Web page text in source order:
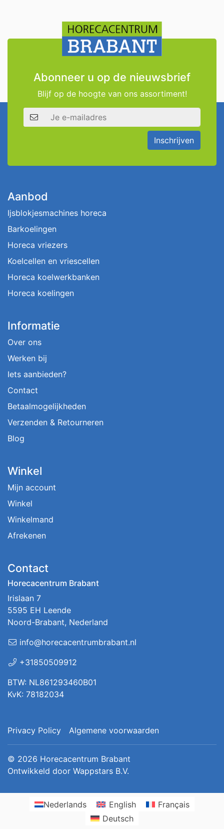
Abonneer u op de nieuwsbrief
Blijf op de hoogte van ons assortiment!
E-mailadres
Inschrijven
Aanbod
Ijsblokjesmachines horeca
Barkoelingen
Horeca vriezers
Koelcellen en vriescellen
Horeca koelwerkbanken
Horeca koelingen
Informatie
Over ons
Werken bij
Iets aanbieden?
Contact
Betaalmogelijkheden
Verzenden & Retourneren
Blog
Winkel
Mijn account
Winkel
Winkelmand
Afrekenen
Contact
Horecacentrum Brabant
Irislaan 7
5595 EH Leende
Noord-Brabant, Nederland
info@horecacentrumbrabant.nl
+31850509912
BTW: NL861293460B01
KvK: 78182034
Privacy Policy Algemene voorwaarden
© 2026 Horecacentrum Brabant
Ontwikkeld door Wappstars B.V.
Nederlands English
Français
Deutsch